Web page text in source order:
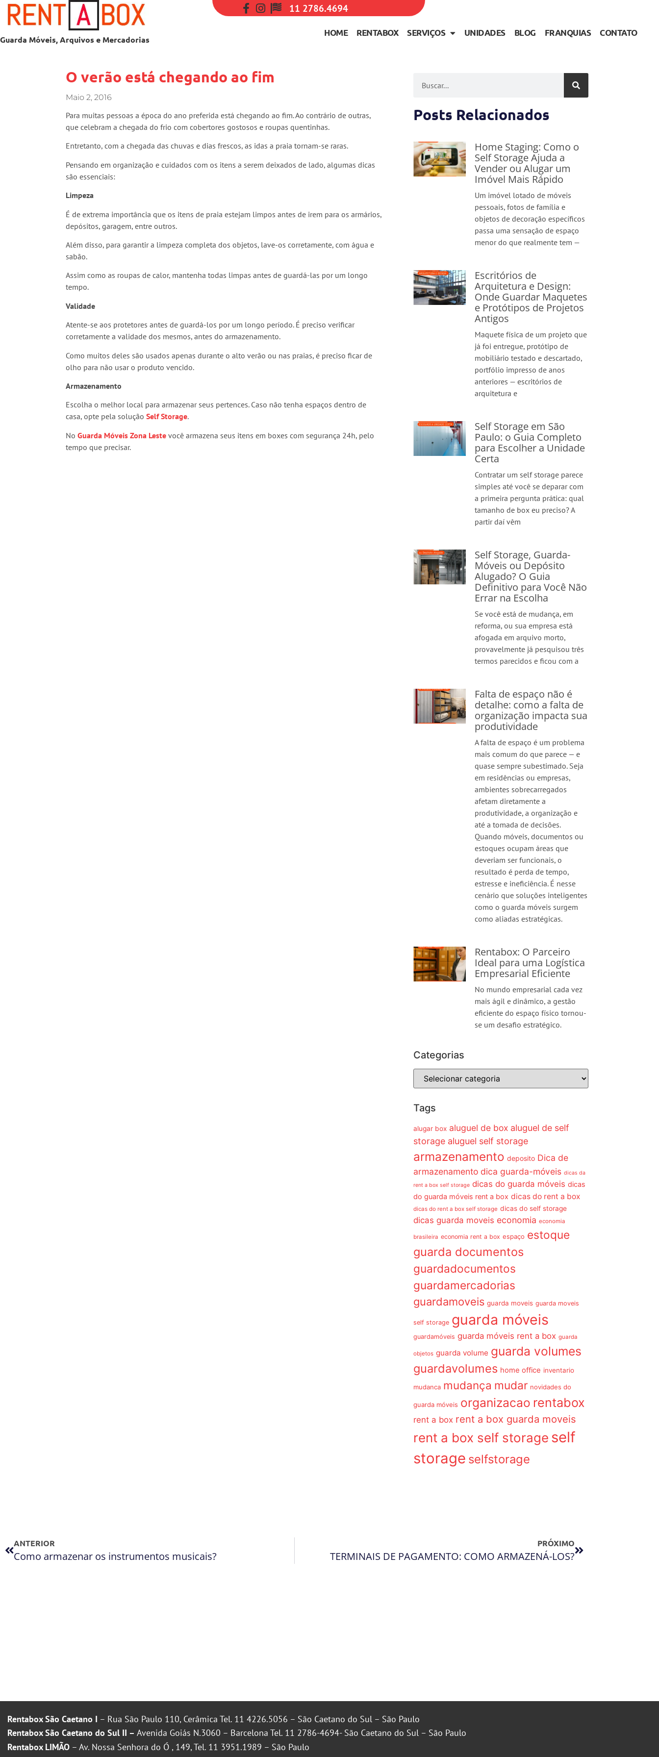
11 2786.4694
Guarda Móveis, Arquivos e Mercadorias
HOME RENTABOX SERVIÇOS UNIDADES BLOG FRANQUIAS CONTATO
O verão está chegando ao fim
Maio 2, 2016
Para muitas pessoas a época do ano preferida está chegando ao fim. Ao contrário de outras,
que celebram a chegada do frio com cobertores gostosos e roupas quentinhas.
Entretanto, com a chegada das chuvas e dias frescos, as idas a praia tornam-se raras.
Pensando em organização e cuidados com os itens a serem deixados de lado, algumas dicas
são essenciais:
Limpeza
É de extrema importância que os itens de praia estejam limpos antes de irem para os armários,
depósitos, garagem, entre outros.
Além disso, para garantir a limpeza completa dos objetos, lave-os corretamente, com água e
sabão.
Assim como as roupas de calor, mantenha todas limpas antes de guardá-las por um longo
tempo.
Validade
Atente-se aos protetores antes de guardá-los por um longo período. É preciso verificar
corretamente a validade dos mesmos, antes do armazenamento.
Como muitos deles são usados apenas durante o alto verão ou nas praias, é preciso ficar de
olho para não usar o produto vencido.
Armazenamento
Escolha o melhor local para armazenar seus pertences. Caso não tenha espaços dentro de
casa, opte pela soluçãoSelf Storage.
NoGuarda Móveis Zona Leste você armazena seus itens em boxes com segurança 24h, pelo
tempo que precisar.
Posts Relacionados
Home Staging: Como o
Self Storage Ajuda a
Vender ou Alugar um
Imóvel Mais Rápido
Um imóvel lotado de móveis
pessoais, fotos de família e
objetos de decoração específicos
passa uma sensação de espaço
menor do que realmente tem —
Escritórios de
Arquitetura e Design:
Onde Guardar Maquetes
e Protótipos de Projetos
Antigos
Maquete física de um projeto que
já foi entregue, protótipo de
mobiliário testado e descartado,
portfólio impresso de anos
anteriores — escritórios de
arquitetura e
Self Storage em São
Paulo: o Guia Completo
para Escolher a Unidade
Certa
Contratar um self storage parece
simples até você se deparar com
a primeira pergunta prática: qual
tamanho de box eu preciso? A
partir daí vêm
Self Storage, Guarda-
Móveis ou Depósito
Alugado? O Guia
Definitivo para Você Não
Errar na Escolha
Se você está de mudança, em
reforma, ou sua empresa está
afogada em arquivo morto,
provavelmente já pesquisou três
termos parecidos e ficou com a
Falta de espaço não é
detalhe: como a falta de
organização impacta sua
produtividade
A falta de espaço é um problema
mais comum do que parece — e
quase sempre subestimado. Seja
em residências ou empresas,
ambientes sobrecarregados
afetam diretamente a
produtividade, a organização e
até a tomada de decisões.
Quando móveis, documentos ou
estoques ocupam áreas que
deveriam ser funcionais, o
resultado é perda de tempo,
estresse e ineficiência. É nesse
cenário que soluções inteligentes
como o guarda móveis surgem
como aliadas estratégicas.
Rentabox: O Parceiro
Ideal para uma Logística
Empresarial Eficiente
No mundo empresarial cada vez
mais ágil e dinâmico, a gestão
eficiente do espaço físico tornou-
se um desafio estratégico.
Categorias
Tags
alugar box aluguel de box aluguel de self
storage aluguel self storage
armazenamento deposito Dica de
armazenamento dica guarda-móveis dicas da
rent a box self storage dicas do guarda móveis dicas
do guarda móveis rent a box dicas do rent a box
dicas do rent a box self storage dicas do self storage
dicas guarda moveis economia economia
brasileira economia rent a box espaço estoque
guarda documentos
guardadocumentos
guardamercadorias
guardamoveis guarda moveis guarda moveis
self storage guarda móveis
guardamóveis guarda móveis rent a box guarda
objetos guarda volume guarda volumes
guardavolumes home office inventario
mudanca mudança mudar novidades do
guarda móveis organizacao rentabox
rent a box rent a box guarda moveis
rent a box self storage self
storage selfstorage
ANTERIOR
Como armazenar os instrumentos musicais?
PRÓXIMO
TERMINAIS DE PAGAMENTO: COMO ARMAZENÁ-LOS?
Rentabox São Caetano I – Rua São Paulo 110, Cerâmica Tel. 11 4226.5056 – São Caetano do Sul – São Paulo
Rentabox São Caetano do Sul II – Avenida Goiás N.3060 – Barcelona Tel. 11 2786-4694- São Caetano do Sul – São Paulo
Rentabox LIMÃO – Av. Nossa Senhora do Ó , 149, Tel. 11 3951.1989 – São Paulo